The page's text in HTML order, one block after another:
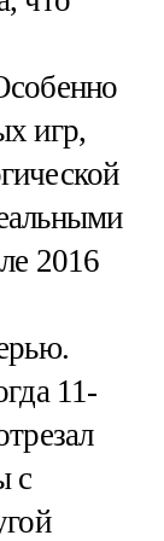
игр,
2016
11-
с